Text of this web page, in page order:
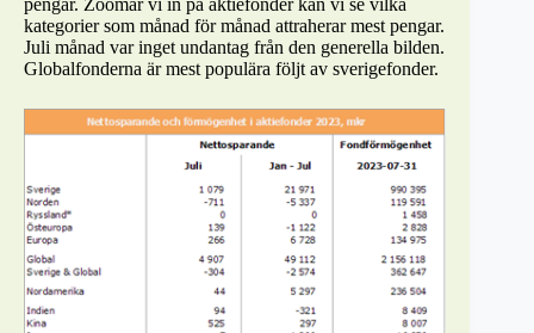
kategorier som månad för månad attraherar mest pengar.
Juli månad var inget undantag från den generella bilden.
Globalfonderna är mest populära följt av sverigefonder.